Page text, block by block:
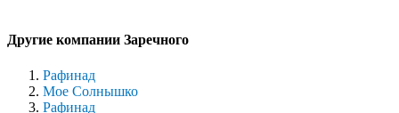
Другие компании Заречного
Рафинад
Мое Солнышко
Рафинад